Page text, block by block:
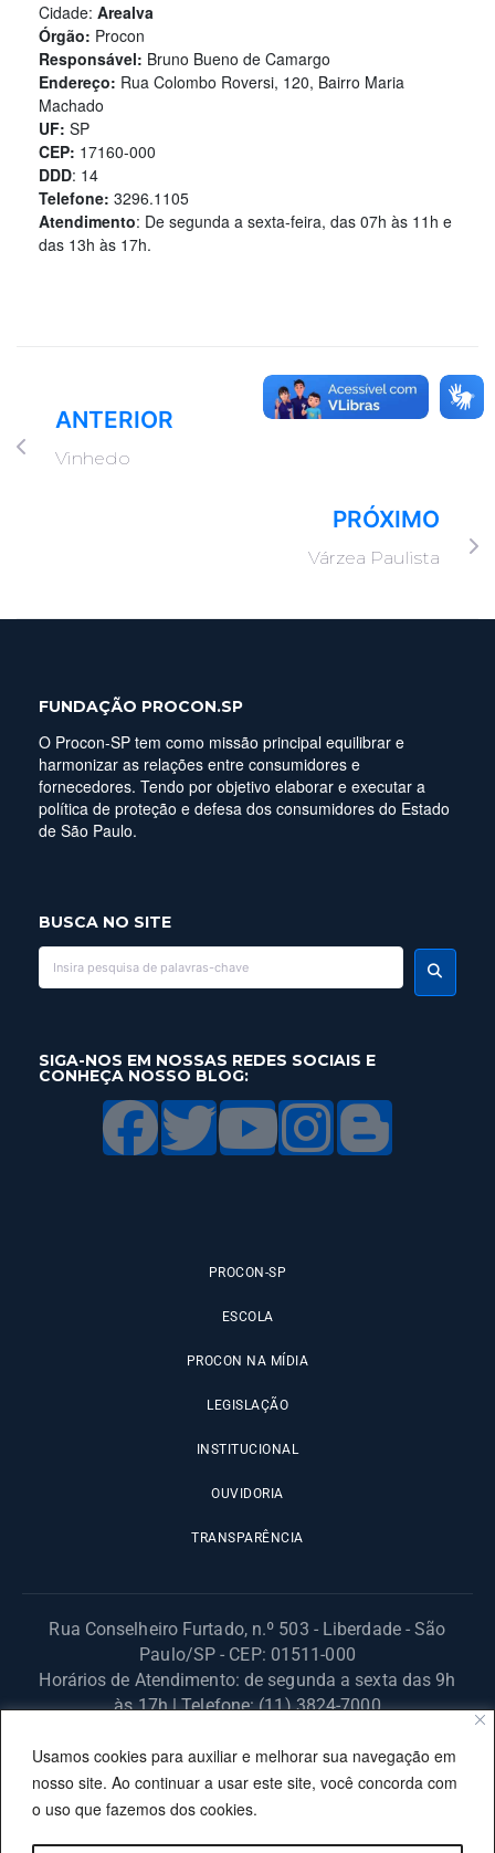
Usamos cookies para auxiliar e melhorar sua navegação em
nosso site. Ao continuar a usar este site, você concorda com
o uso que fazemos dos cookies.
Cidade: Arealva
Órgão: Procon
Responsável: Bruno Bueno de Camargo
Endereço: Rua Colombo Roversi, 120, Bairro Maria
Machado
UF: SP
CEP: 17160-000
DDD: 14
Telefone: 3296.1105
Atendimento: De segunda a sexta-feira, das 07h às 11h e
das 13h às 17h.
ANTERIOR
Vinhedo
PRÓXIMO
Várzea Paulista
FUNDAÇÃO PROCON.SP
O Procon-SP tem como missão principal equilibrar e
harmonizar as relações entre consumidores e
fornecedores. Tendo por objetivo elaborar e executar a
política de proteção e defesa dos consumidores do Estado
de São Paulo.
BUSCA NO SITE
SIGA-NOS EM NOSSAS REDES SOCIAIS E
CONHEÇA NOSSO BLOG:
PROCON-SP
ESCOLA
PROCON NA MÍDIA
LEGISLAÇÃO
INSTITUCIONAL
OUVIDORIA
TRANSPARÊNCIA
Rua Conselheiro Furtado, n.º 503 - Liberdade - São
Paulo/SP - CEP: 01511-000
Horários de Atendimento: de segunda a sexta das 9h
às 17h | Telefone: (11) 3824-7000
© 2025 Fundação Procon – SP – Todos os direitos reservados. |
Site desenvolvido pela PRODESP.